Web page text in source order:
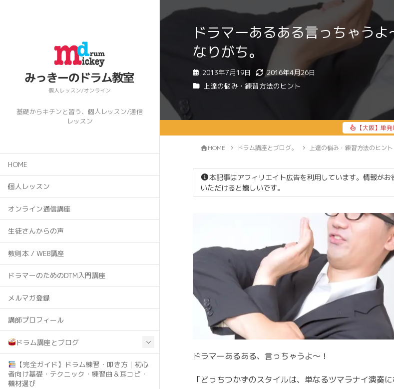
基礎からキチンと習う、個人レッスン/通信
レッスン
HOME
個人レッスン
オンライン通信講座
生徒さんからの声
教則本 / WEB講座
ドラマーのためのDTM入門講座
メルマガ登録
講師プロフィール
ドラム講座とブログ
【完全ガイド】ドラム練習・叩き方｜初心
者向け基礎・テクニック・練習曲＆耳コピ・
機材選び
ドラマーあるある言っちゃう
なりがち。
2013年7月19日
2016年4月26日
上達の悩み・練習方法のヒント
【大阪】単
HOME ドラム講座とブログ。 上達の悩み・練習方法のヒント
本記事はアフィリエイト広告を利用しています。情報が
いただけると嬉しいです。
ドラマーあるある、言っちゃうよ〜！
「どっちつかずのスタイルは、単なるツマラナイ演奏に